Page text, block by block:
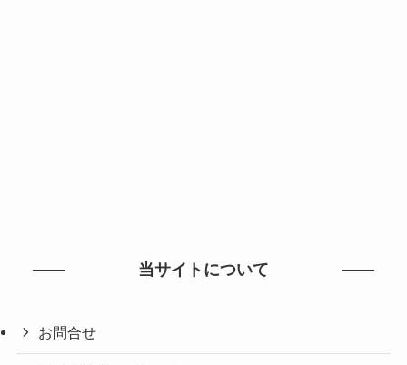
当サイトについて
お問合せ